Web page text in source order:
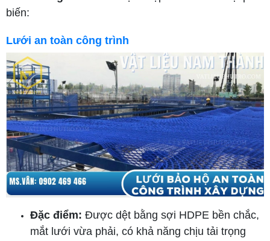
biến:
Lưới an toàn công trình
Đặc điểm: Được dệt bằng sợi HDPE bền chắc,
mắt lưới vừa phải, có khả năng chịu tải trọng